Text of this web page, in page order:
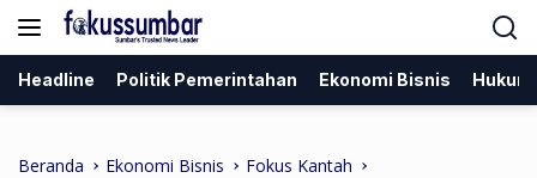
Langsung
Headline Politik Pemerintahan Ekonomi Bisnis Hukum
Beranda Ekonomi Bisnis Fokus Kantah